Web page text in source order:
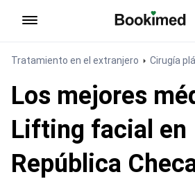
Tratamiento en el extranjero Cirugía
Los mejores
Lifting facial en
República